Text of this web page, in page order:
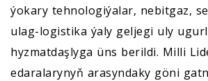
ýokary tehnologiýalar, nebitgaz,
ulag-logistika ýaly geljegi uly
hyzmatdaşlyga üns berildi. Milli
edaralarynyň arasyndaky göni